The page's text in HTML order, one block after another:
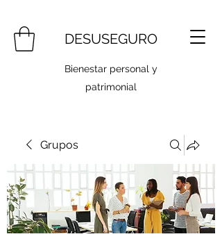
DESUSEGURO
Bienestar personal y
patrimonial
Grupos